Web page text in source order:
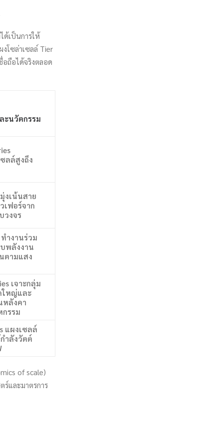
ด้เป็นการให้
โซล่าเซลล์ Tier
อถือได้จริงตลอด
นวัตกรรม
ลล์สูงถึง
งเน้นสาย
เฟอร์จาก
วงจร
ทำงานร่วม
พลังงาน
ตามแสง
เจาะกลุ่ม
ใหญ่และ
หลังคา
กรรม
แผงเซลล์
ำลังวัตต์
of scale)
ร์และมาตรการ